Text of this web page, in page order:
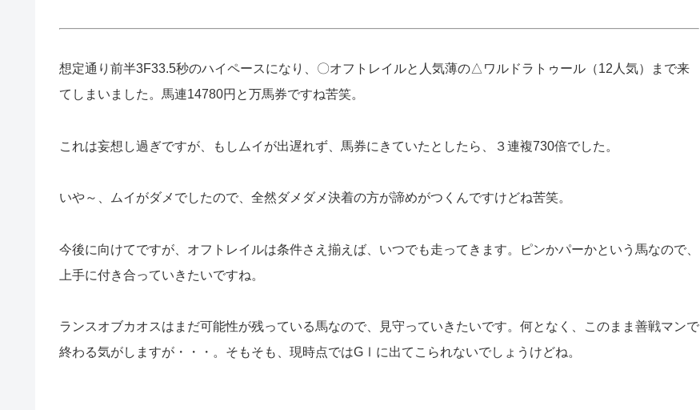
想定通り前半3F33.5秒のハイペースになり、〇オフトレイルと人気薄の△ワルドラトゥール（12人気）まで来
てしまいました。馬連14780円と万馬券ですね苦笑。
これは妄想し過ぎですが、もしムイが出遅れず、馬券にきていたとしたら、３連複730倍でした。
いや～、ムイがダメでしたので、全然ダメダメ決着の方が諦めがつくんですけどね苦笑。
今後に向けてですが、オフトレイルは条件さえ揃えば、いつでも走ってきます。ピンかパーかという馬なので、
上手に付き合っていきたいですね。
ランスオブカオスはまだ可能性が残っている馬なので、見守っていきたいです。何となく、このまま善戦マンで
終わる気がしますが・・・。そもそも、現時点ではGⅠに出てこられないでしょうけどね。